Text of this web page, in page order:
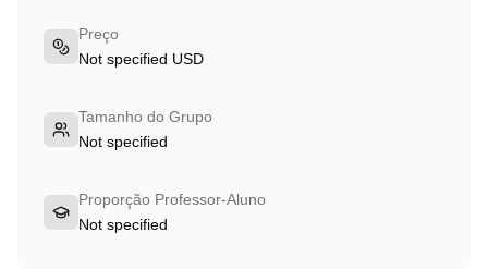
Preço
Not specified USD
Tamanho do Grupo
Not specified
Proporção Professor-Aluno
Not specified